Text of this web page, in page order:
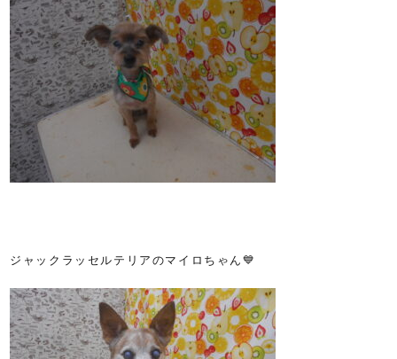
ジャックラッセルテリアのマイロちゃん💙